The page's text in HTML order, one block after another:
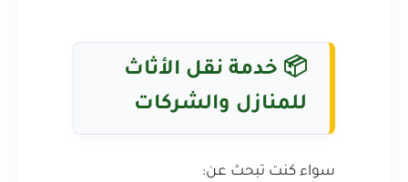
📦 خدمة نقل الأثاث
للمنازل والشركات
سواء كنت تبحث عن: